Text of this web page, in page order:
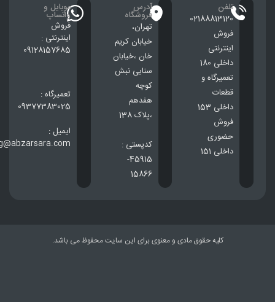
تلفن
02188813120
فروش
اینترنتی
داخلی 180
تعمیرگاه و
قطعات
داخلی 153
فروش
حضوری
داخلی 151
آدرس
فروشگاه
تهران،
خيابان كريم
خان ،خيابان
سنایی نبش
کوچه
هفدهم
،پلاک 138
کدپستی :
45915-
15866
موبایل و
واتساپ
فروش
اینترنتی :
09128157685
تعمیرگاه :
09377383025
ایمیل :
کلیه حقوق مادی و معنوی برای این سایت محفوظ می باشد.